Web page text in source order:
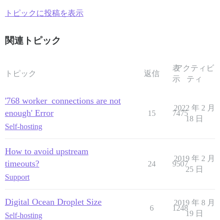
トピックに投稿を表示
関連トピック
トピック 返信
表
示
アクティビ
ティ
'768 worker_connections are not
enough' Error
Self-hosting
15 7475
2022 年 2 月
18 日
How to avoid upstream
timeouts?
Support
24 9507
2019 年 2 月
25 日
Digital Ocean Droplet Size
Self-hosting
6 1248
2019 年 8 月
19 日